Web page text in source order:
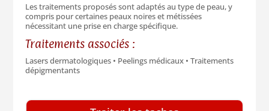
Les traitements proposés sont adaptés au type de peau, y
compris pour certaines peaux noires et métissées
nécessitant une prise en charge spécifique.
Traitements associés :
Lasers dermatologiques • Peelings médicaux • Traitements
dépigmentants